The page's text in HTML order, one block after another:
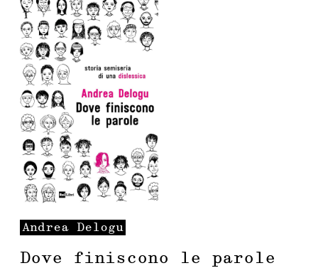
Andrea Delogu
Dove finiscono le parole